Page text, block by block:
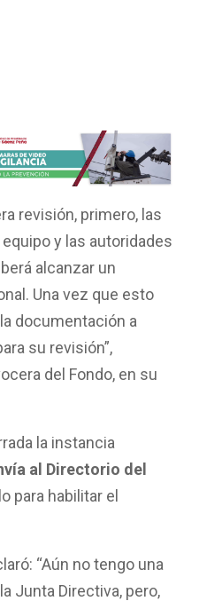
revisión, primero, las
y las autoridades
alcanzar un
Una vez que esto
documentación a
su revisión”,
del Fondo, en su
la instancia
al Directorio del
para habilitar el
“Aún no tengo una
Junta Directiva, pero,